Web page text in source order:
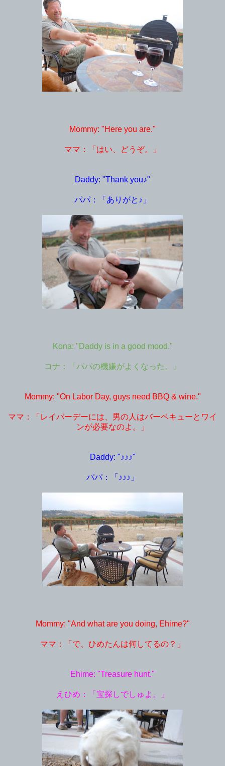
Mommy: "Here you are."
ママ：「はい、どうぞ。」
Daddy: "Thank you♪"
パパ：「ありがと♪」
Kona: "Daddy is in a good mood."
コナ：「パパの機嫌がよくなった。」
Mommy: "On Labor Day, guys need BBQ & wine."
ママ：「レイバーデーには、男の人はバーベキューとワイ
ンが必要なのよ。」
Daddy: "♪♪♪"
パパ：「♪♪♪」
Mommy: "And what are you doing, Ehime?"
ママ：「で、ひめたんは何してるの？」
Ehime: "Treasure hunt."
えひめ：「宝探しでしゅよ。」